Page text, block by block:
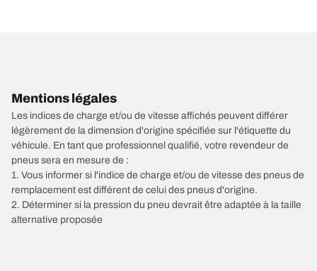
Mentions légales
Les indices de charge et/ou de vitesse affichés peuvent différer
légèrement de la dimension d'origine spécifiée sur l'étiquette du
véhicule. En tant que professionnel qualifié, votre revendeur de
pneus sera en mesure de :
1. Vous informer si l'indice de charge et/ou de vitesse des pneus de
remplacement est différent de celui des pneus d'origine.
2. Déterminer si la pression du pneu devrait être adaptée à la taille
alternative proposée